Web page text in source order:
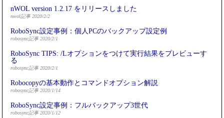
nWOL version 1.2.17 をリリースしました
nwol記事 2020/2/2
RoboSync設定事例：個人PCのバックアップ設定例
robosync記事 2020/2/1
RoboSync TIPS: /Lオプションをつけて実行結果をプレビューす
る
robosync記事 2020/2/1
Robocopyの基本動作とコマンドオプション解説
robosync記事 2020/1/14
RoboSync設定事例：フルバックアップ3世代
robosync記事 2020/1/12